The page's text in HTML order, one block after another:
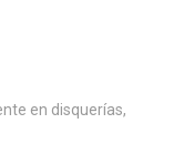
en disquerías,